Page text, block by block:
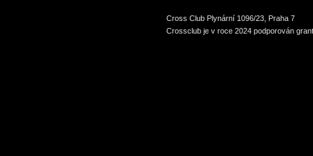
Cross Club Plynární 1096/23, Praha 7
Crossclub je v roce 2024 podporován